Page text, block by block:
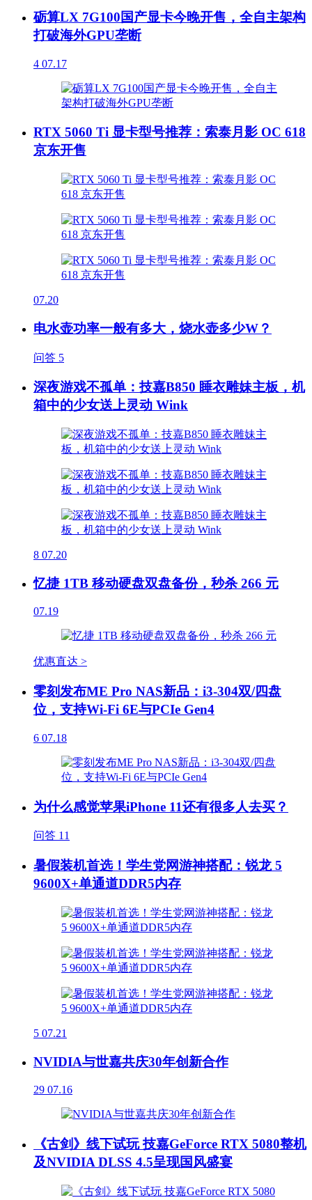
砺算LX 7G100国产显卡今晚开售，全自主架构
打破海外GPU垄断
4 07.17
RTX 5060 Ti 显卡型号推荐：索泰月影 OC 618
京东开售
07.20
电水壶功率一般有多大，烧水壶多少W？
问答 5
深夜游戏不孤单：技嘉B850 睡衣雕妹主板，机
箱中的少女送上灵动 Wink
8 07.20
忆捷 1TB 移动硬盘双盘备份，秒杀 266 元
07.19
优惠直达 >
零刻发布ME Pro NAS新品：i3-304双/四盘
位，支持Wi-Fi 6E与PCIe Gen4
6 07.18
为什么感觉苹果iPhone 11还有很多人去买？
问答 11
暑假装机首选！学生党网游神搭配：锐龙 5
9600X+单通道DDR5内存
5 07.21
NVIDIA与世嘉共庆30年创新合作
29 07.16
《古剑》线下试玩 技嘉GeForce RTX 5080整机
及NVIDIA DLSS 4.5呈现国风盛宴